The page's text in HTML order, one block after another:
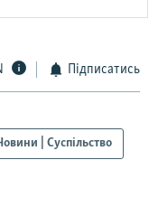
Підписатись
| Суспільство